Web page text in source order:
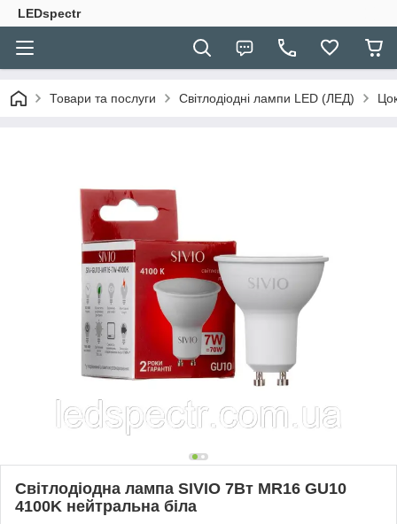
LEDspectr
Товари та послуги Світлодіодні лампи LED (ЛЕД)
Світлодіодна лампа SIVIO 7Вт MR16 GU10
4100K нейтральна біла